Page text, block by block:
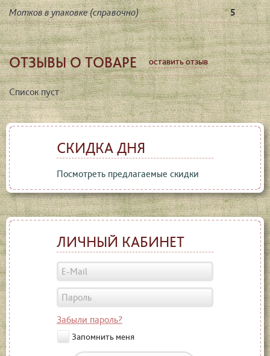
Мотков в упаковке (справочно) 5
ОТЗЫВЫ О ТОВАРЕ оставить отзыв
Список пуст
СКИДКА ДНЯ
Посмотреть предлагаемые скидки
ЛИЧНЫЙ КАБИНЕТ
Забыли пароль?
Запомнить меня